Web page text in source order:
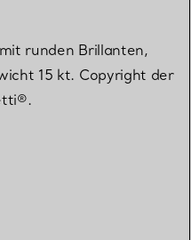
runden Brillanten,
15 kt. Copyright der